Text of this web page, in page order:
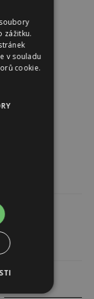
zážitku.
v souladu
cookie.